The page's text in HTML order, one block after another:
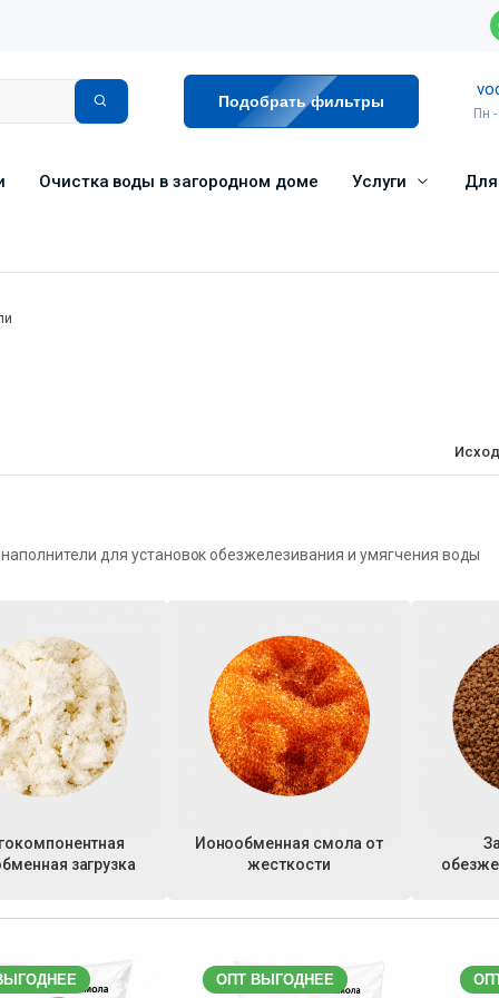
Подобрать фильтры
Пн
Очистка воды в загородном доме Услуги
для установок обезжелезивания и умягчения воды
загрузка
Ионообменная смола от
жесткости
ОПТ ВЫГОДНЕЕ